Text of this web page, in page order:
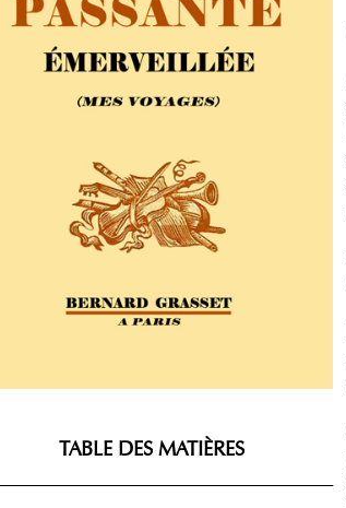
TABLE DES MATIÈRES